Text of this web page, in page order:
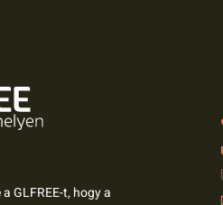
GLFREE-t, hogy a